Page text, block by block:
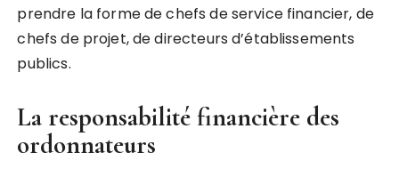
prendre la forme de chefs de service financier, de
chefs de projet, de directeurs d’établissements
publics.
La responsabilité financière des
ordonnateurs